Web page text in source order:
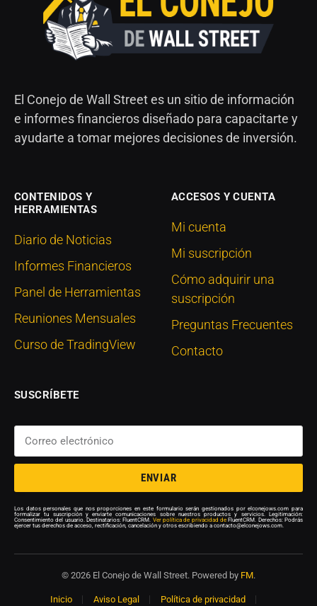
El Conejo de Wall Street es un sitio de información
e informes financieros diseñado para capacitarte y
ayudarte a tomar mejores decisiones de inversión.
CONTENIDOS Y
HERRAMIENTAS
Diario de Noticias
Informes Financieros
Panel de Herramientas
Reuniones Mensuales
Curso de TradingView
ACCESOS Y CUENTA
Mi cuenta
Mi suscripción
Cómo adquirir una
suscripción
Preguntas Frecuentes
Contacto
SUSCRÍBETE
ENVIAR
Los datos personales que nos proporciones en este formulario serán gestionados por elconejows.com para
formalizar tu suscripción y enviarte comunicaciones sobre nuestros productos y servicios. Legitimación:
Consentimiento del usuario. Destinatarios: FluentCRM. Ver política de privacidad de FluentCRM. Derechos: Podrás
ejercer tus derechos de acceso, rectificación, cancelación y otros escribiendo a contacto@elconejows.com.
© 2026 El Conejo de Wall Street. Powered by FM.
Inicio Aviso Legal Política de privacidad